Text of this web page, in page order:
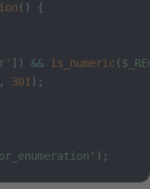
( )
{
] ) && is_numeric (
, 301 ) ;
) ;